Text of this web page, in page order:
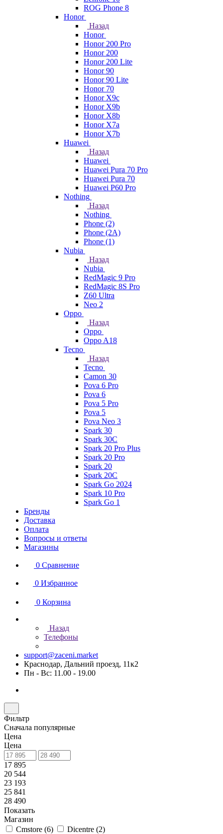
ROG Phone 8
Honor
Назад
Honor
Honor 200 Pro
Honor 200
Honor 200 Lite
Honor 90
Honor 90 Lite
Honor 70
Honor X9c
Honor X9b
Honor X8b
Honor X7a
Honor X7b
Huawei
Назад
Huawei
Huawei Pura 70 Pro
Huawei Pura 70
Huawei P60 Pro
Nothing
Назад
Nothing
Phone (2)
Phone (2A)
Phone (1)
Nubia
Назад
Nubia
RedMagic 9 Pro
RedMagic 8S Pro
Z60 Ultra
Neo 2
Oppo
Назад
Oppo
Oppo A18
Tecno
Назад
Tecno
Camon 30
Pova 6 Pro
Pova 6
Pova 5 Pro
Pova 5
Pova Neo 3
Spark 30
Spark 30C
Spark 20 Pro Plus
Spark 20 Pro
Spark 20
Spark 20C
Spark Go 2024
Spark 10 Pro
Spark Go 1
Бренды
Доставка
Оплата
Вопросы и ответы
Магазины
0 Сравнение
0 Избранное
0 Корзина
Назад
Телефоны
support@zaceni.market
Краснодар, Дальний проезд, 11к2
Пн - Вс: 11.00 - 19.00
Фильтр
Сначала популярные
Цена
Цена
17 895
20 544
23 193
25 841
28 490
Показать
Магазин
Cmstore (6) Dicentre (2)